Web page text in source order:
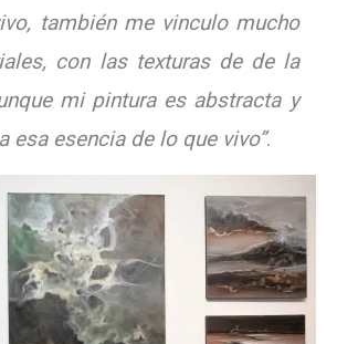
también me vinculo mucho
con las texturas de de la
mi pintura es abstracta y
esa esencia de lo que vivo”.